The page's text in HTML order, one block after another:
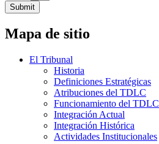
Submit
Mapa de sitio
El Tribunal
Historia
Definiciones Estratégicas
Atribuciones del TDLC
Funcionamiento del TDLC
Integración Actual
Integración Histórica
Actividades Institucionales